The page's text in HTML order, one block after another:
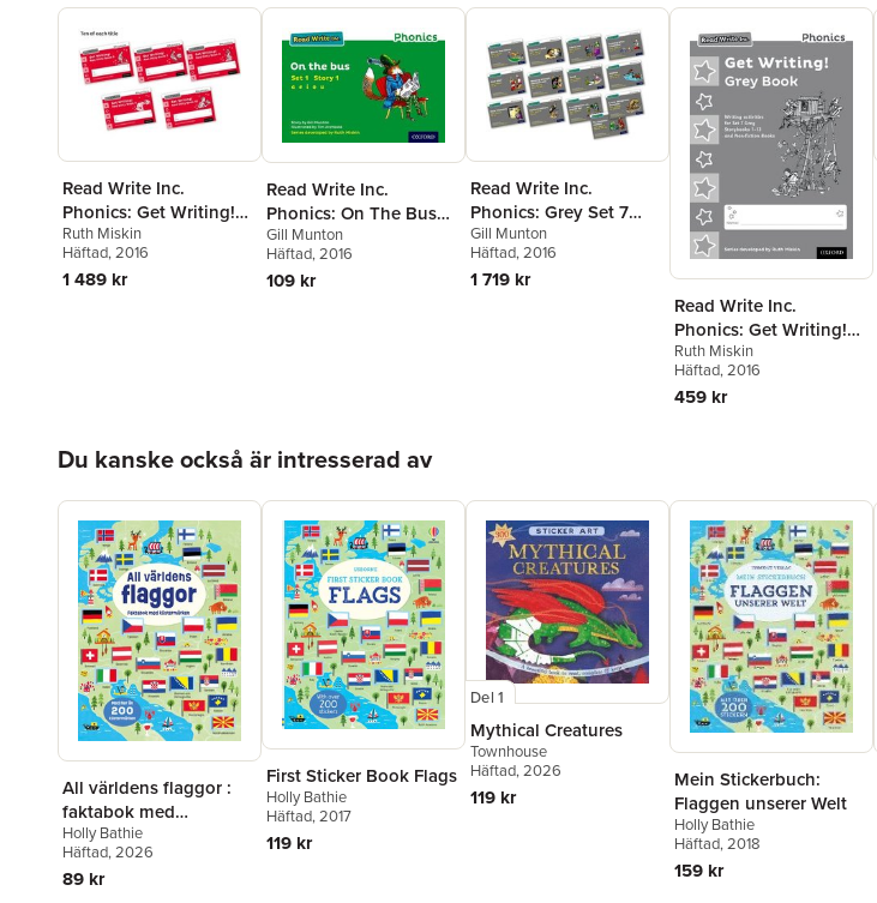
Read Write Inc.
Phonics: Get Writing!
Red Ditty Books 6-10
Pack of 50
Ruth Miskin
Häftad, 2016
1 489 kr
Read Write Inc.
Phonics: On The Bus
(Green Set 1 Storybook
1)
Gill Munton
Häftad, 2016
109 kr
Read Write Inc.
Phonics: Grey Set 7
Core Storybooks
(Mixed Pack of 13)
Gill Munton
Häftad, 2016
1 719 kr
Read Write Inc.
Phonics: Get Writing!
Grey Book Pack of 10
Ruth Miskin
Häftad, 2016
459 kr
Du kanske också är intresserad av
All världens flaggor :
faktabok med
klistermärken
Holly Bathie
Häftad, 2026
89 kr
First Sticker Book Flags
Holly Bathie
Häftad, 2017
119 kr
Del 1
Mythical Creatures
Townhouse
Häftad, 2026
119 kr
Mein Stickerbuch:
Flaggen unserer Welt
Holly Bathie
Häftad, 2018
159 kr